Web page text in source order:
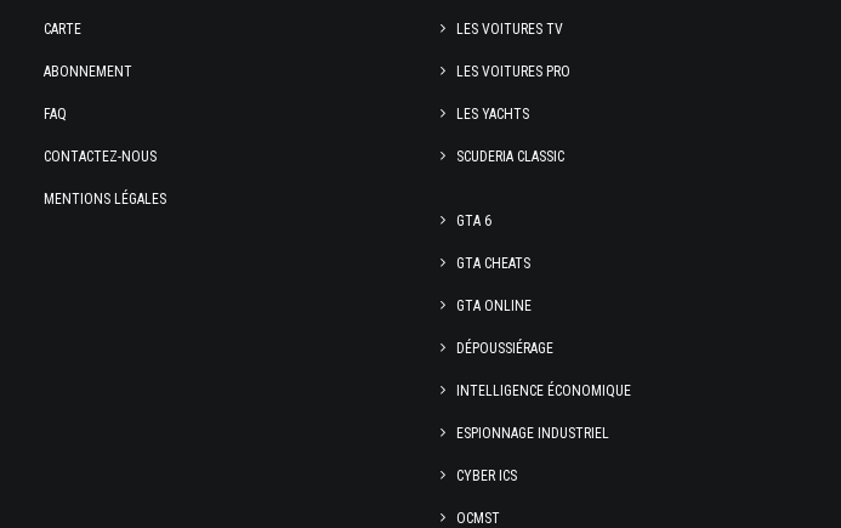
CARTE
ABONNEMENT
FAQ
CONTACTEZ-NOUS
MENTIONS LÉGALES
LES VOITURES TV
LES VOITURES PRO
LES YACHTS
SCUDERIA CLASSIC
GTA 6
GTA CHEATS
GTA ONLINE
DÉPOUSSIÉRAGE
INTELLIGENCE ÉCONOMIQUE
ESPIONNAGE INDUSTRIEL
CYBER ICS
OCMST